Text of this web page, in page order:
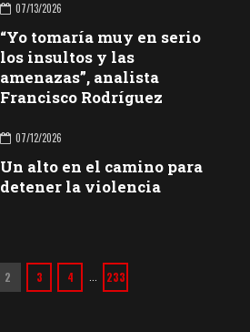
07/13/2026
“Yo tomaría muy en serio
los insultos y las
amenazas”, analista
Francisco Rodríguez
07/12/2026
Un alto en el camino para
detener la violencia
2 3 4 … 233